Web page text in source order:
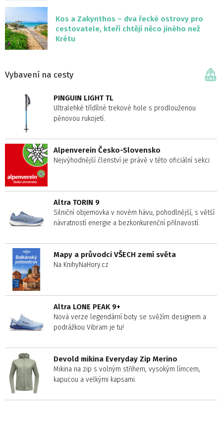
Kos a Zakynthos – dva řecké ostrovy pro
cestovatele, kteří chtějí něco jiného než
Krétu
Vybavení na cesty
PINGUIN LIGHT TL
Ultralehké třídílné trekové hole s prodlouženou
pěnovou rukojetí.
Alpenverein Česko-Slovensko
Nejvýhodnější členství je právě v této oficiální sekci
Altra TORIN 9
Silniční objemovka v novém hávu, pohodlnější, s větší
návratností energie a bezkonkurenční přilnavostí.
Mapy a průvodci VŠECH zemí světa
Na KnihyNaHory.cz
Altra LONE PEAK 9+
Nová verze legendární boty se svěžím designem a
podrážkou Vibram je tu!
Devold mikina Everyday Zip Merino
Mikina na zip s volným střihem, vysokým límcem,
kapucou a velkými kapsami.